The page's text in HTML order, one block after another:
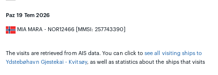
Paz 19 Tem 2026
MIA MARA - NOR12466 [MMSI: 257743390]
The visits are retrieved from AIS data. You can click tosee all visiting ships to
Ydstebøhavn Gjestekai - Kvitsøy, as well as statistics about the ships that visits